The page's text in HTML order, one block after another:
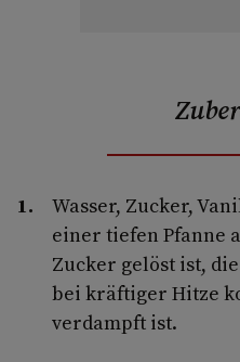
Wasser, Zucker,
einer tiefen Pfanne
Zucker gelöst ist,
bei kräftiger Hitze
verdampft ist.